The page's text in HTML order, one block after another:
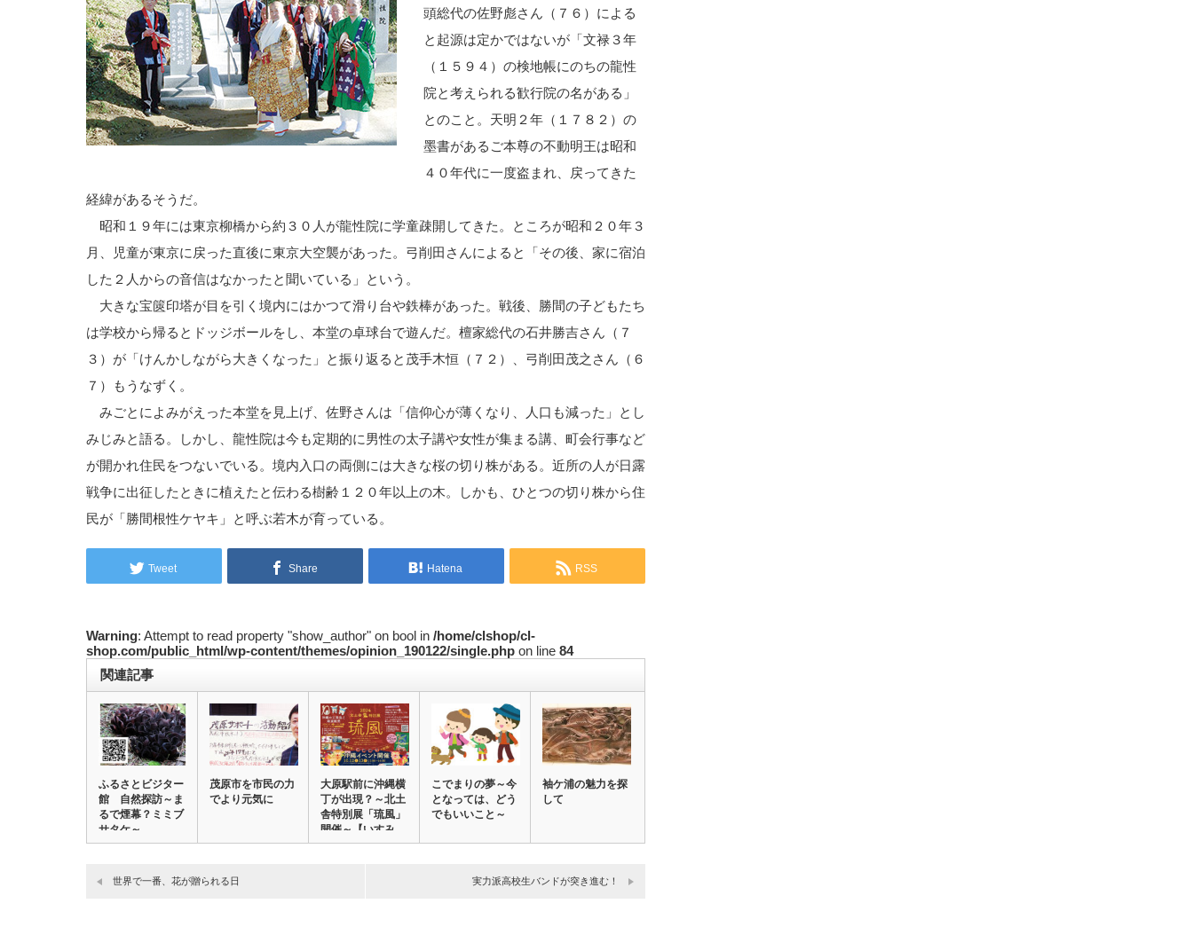
頭総代の佐野彪さん（７６）による
と起源は定かではないが「文禄３年
（１５９４）の検地帳にのちの龍性
院と考えられる歓行院の名がある」
とのこと。天明２年（１７８２）の
墨書があるご本尊の不動明王は昭和
４０年代に一度盗まれ、戻ってきた
経緯があるそうだ。
昭和１９年には東京柳橋から約３０人が龍性院に学童疎開してきた。ところが昭和２０年３
月、児童が東京に戻った直後に東京大空襲があった。弓削田さんによると「その後、家に宿泊
した２人からの音信はなかったと聞いている」という。
大きな宝篋印塔が目を引く境内にはかつて滑り台や鉄棒があった。戦後、勝間の子どもたち
は学校から帰るとドッジボールをし、本堂の卓球台で遊んだ。檀家総代の石井勝吉さん（７
３）が「けんかしながら大きくなった」と振り返ると茂手木恒（７２）、弓削田茂之さん（６
７）もうなずく。
みごとによみがえった本堂を見上げ、佐野さんは「信仰心が薄くなり、人口も減った」とし
みじみと語る。しかし、龍性院は今も定期的に男性の太子講や女性が集まる講、町会行事など
が開かれ住民をつないでいる。境内入口の両側には大きな桜の切り株がある。近所の人が日露
戦争に出征したときに植えたと伝わる樹齢１２０年以上の木。しかも、ひとつの切り株から住
民が「勝間根性ケヤキ」と呼ぶ若木が育っている。
Tweet Share Hatena RSS
Warning: Attempt to read property "show_author" on bool in /home/clshop/cl-
shop.com/public_html/wp-content/themes/opinion_190122/single.php on line 84
関連記事
ふるさとビジター
館 自然探訪～ま
るで煙幕？ミミブ
サタケ～
茂原市を市民の力
でより元気に
大原駅前に沖縄横
丁が出現？～北土
舎特別展「琉風」
開催～【いすみ
市…
こでまりの夢～今
となっては、どう
でもいいこと～
袖ケ浦の魅力を探
して
世界で一番、花が贈られる日 実力派高校生バンドが突き進む！